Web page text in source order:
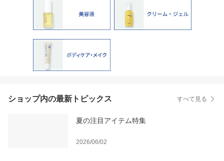
ショップ内の最新トピックス すべて見る
夏の注目アイテム特集
2026/06/02